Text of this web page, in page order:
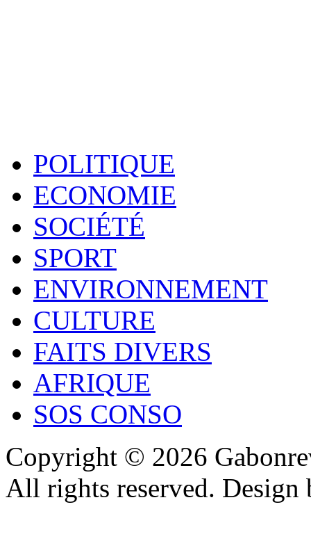
POLITIQUE
ECONOMIE
SOCIÉTÉ
SPORT
ENVIRONNEMENT
CULTURE
FAITS DIVERS
AFRIQUE
SOS CONSO
Copyright © 2026
All rights reserved.